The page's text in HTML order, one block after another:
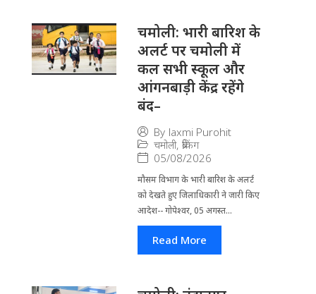
चमोली: भारी बारिश के
अलर्ट पर चमोली में
कल सभी स्कूल और
आंगनबाड़ी केंद्र रहेंगे
बंद–
By laxmi Purohit
चमोली, ब्रेकिंग
05/08/2026
मौसम विभाग के भारी बारिश के अलर्ट
को देखते हुए जिला​धिकारी ने जारी किए
आदेश-- गोपेश्वर, 05 अगस्त...
Read More